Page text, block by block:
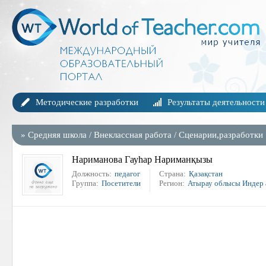
Методические разработки Результаты деятельности
» Средняя школа / Внеклассная работа / Сценарии,разработки
Нариманова Гауһар Нариманқызы
Должность: педагог
Группа: Посетители
Страна: Қазақстан
Регион: Атырау облысы Индер